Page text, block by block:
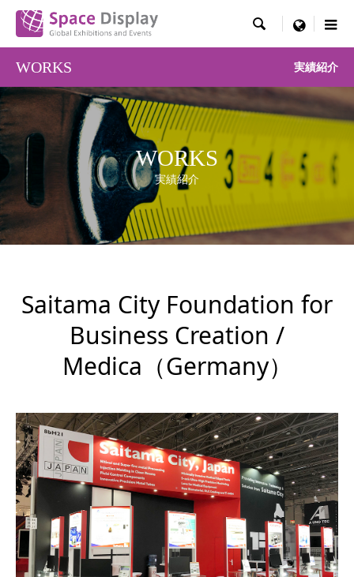
 menu
WORKS 実績紹介
WORKS
実績紹介
Saitama City Foundation for
Business Creation /
Medica（Germany）